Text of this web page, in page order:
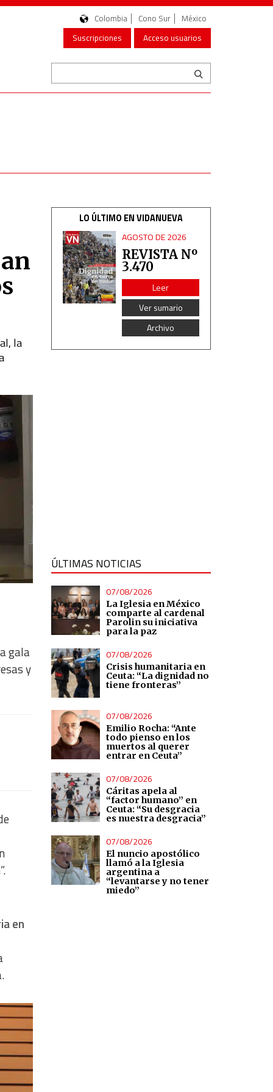
Colombia Cono Sur
México
Suscripciones
Acceso usuarios
la
gala
y
en
LO ÚLTIMO EN VIDANUEVA
AGOSTO DE 2026
REVISTA Nº
3.470
Leer
Ver sumario
Archivo
ÚLTIMAS NOTICIAS
07/08/2026
La Iglesia en México
comparte al cardenal
Parolin su iniciativa
para la paz
07/08/2026
Crisis humanitaria en
Ceuta: “La dignidad no
tiene fronteras”
07/08/2026
Emilio Rocha: “Ante
todo pienso en los
muertos al querer
entrar en Ceuta”
07/08/2026
Cáritas apela al
“factor humano” en
Ceuta: “Su desgracia
es nuestra desgracia”
07/08/2026
El nuncio apostólico
llamó a la Iglesia
argentina a
“levantarse y no tener
miedo”